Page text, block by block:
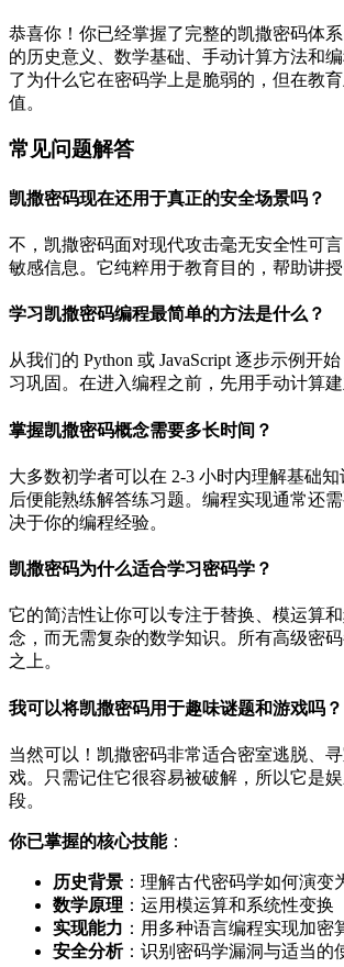
恭喜你！你已经掌握了完整的凯撒密码体
的历史意义、数学基础、手动计算方法和
了为什么它在密码学上是脆弱的，但在教
值。
常见问题解答
凯撒密码现在还用于真正的安全场景吗？
不，凯撒密码面对现代攻击毫无安全性可
敏感信息。它纯粹用于教育目的，帮助讲授
学习凯撒密码编程最简单的方法是什么？
从我们的 Python 或 JavaScript 逐步示例开
习巩固。在进入编程之前，先用手动计算建
掌握凯撒密码概念需要多长时间？
大多数初学者可以在 2-3 小时内理解基础
后便能熟练解答练习题。编程实现通常还
决于你的编程经验。
凯撒密码为什么适合学习密码学？
它的简洁性让你可以专注于替换、模运算
念，而无需复杂的数学知识。所有高级密
之上。
我可以将凯撒密码用于趣味谜题和游戏吗？
当然可以！凯撒密码非常适合密室逃脱、
戏。只需记住它很容易被破解，所以它是
段。
你已掌握的核心技能：
历史背景 ：理解古代密码学如何演变
数学原理 ：运用模运算和系统性变换
实现能力 ：用多种语言编程实现加密
安全分析：识别密码学漏洞与适当的